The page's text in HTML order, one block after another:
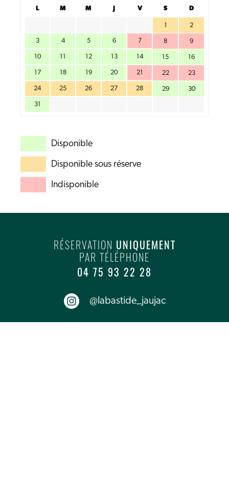
L M M V S D
1 2
3 4 5 6 7 8 9
10 12 13 14 15 16
17 18 19 20 21 22 23
24 25 26 27 28 29 30
31
Disponible
Disponible sous réserve
Indisponible
RÉSERVATION UNIQUEMENT
PAR TÉLÉPHONE
04 75 93 22 28
@labastide_jaujac